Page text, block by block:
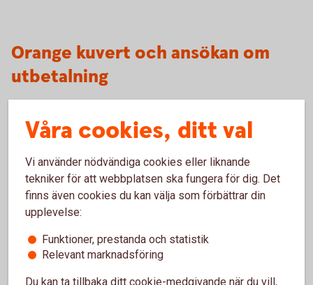
Orange kuvert och ansökan om
utbetalning
Orange kuvert
Våra cookies, ditt val
Vi använder nödvändiga cookies eller liknande
tekniker för att webbplatsen ska fungera för dig. Det
finns även cookies du kan välja som förbättrar din
upplevelse:
Funktioner, prestanda och statistik
Relevant marknadsföring
Du kan ta tillbaka ditt cookie-medgivande när du vill,